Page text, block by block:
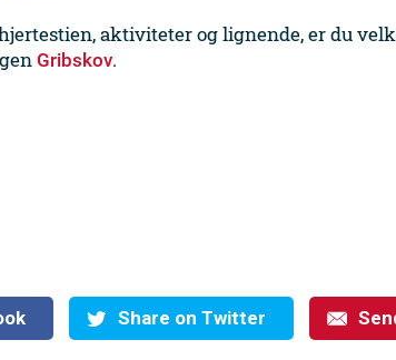
aktiviteter og lignende, er du
Gribskov.
Share on Twitter